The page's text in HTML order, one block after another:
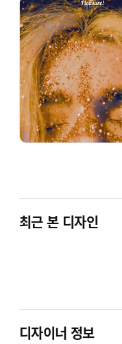
최근 본 디자인
디자이너 정보